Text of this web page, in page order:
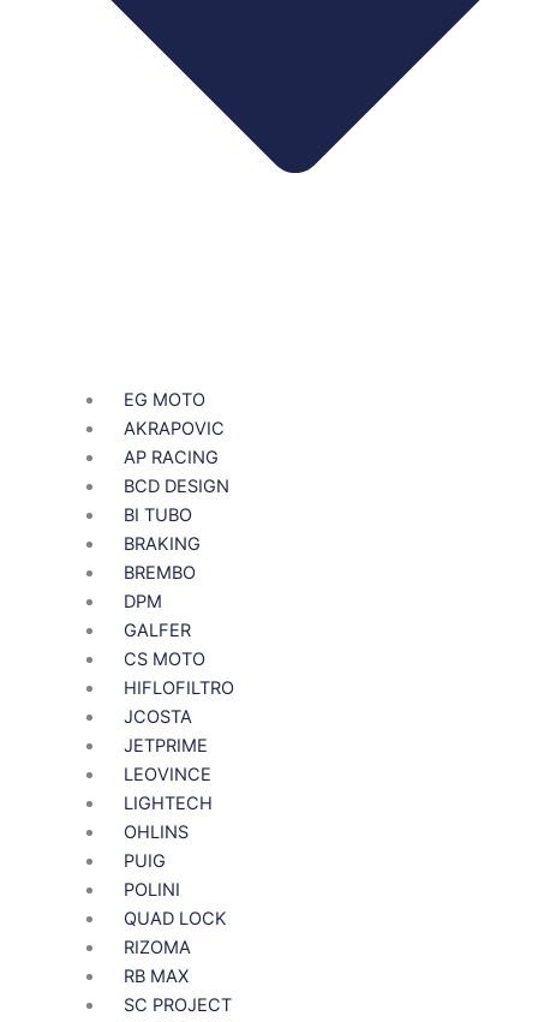
EG MOTO
AKRAPOVIC
AP RACING
BCD DESIGN
BI TUBO
BRAKING
BREMBO
DPM
GALFER
CS MOTO
HIFLOFILTRO
JCOSTA
JETPRIME
LEOVINCE
LIGHTECH
OHLINS
PUIG
POLINI
QUAD LOCK
RIZOMA
RB MAX
SC PROJECT